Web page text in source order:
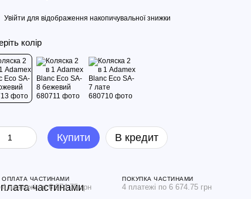
Увійти для відображення накопичувальної знижки
колір
Купити В кредит
ОПЛАТА ЧАСТИНАМИ
4 платежі по 6 674.75 грн
ПОКУПКА ЧАСТИНАМИ
4 платежі по 6 674.75 грн